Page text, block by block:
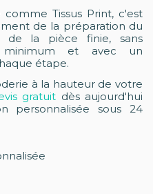
comme Tissus Print, c'est
de la préparation du
de la pièce finie, sans
minimum et avec un
étape.
à la hauteur de votre
gratuit dès aujourd'hui
personnalisée sous 24